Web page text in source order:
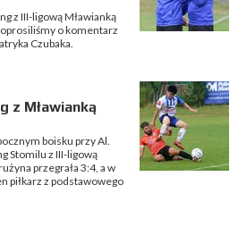
z III-ligową Mławianką
o komentarz
Czubaka.
z Mławianką
boisku przy Al.
Stomilu z III-ligową
przegrała 3:4, a w
piłkarz z podstawowego